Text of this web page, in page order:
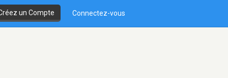
un Compte Connectez-vous